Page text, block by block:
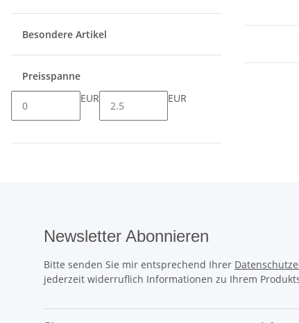
Besondere Artikel
Preisspanne
EUR
EUR
Newsletter Abonnieren
Bitte senden Sie mir entsprechend Ihrer
jederzeit widerruflich Informationen zu Ihrem